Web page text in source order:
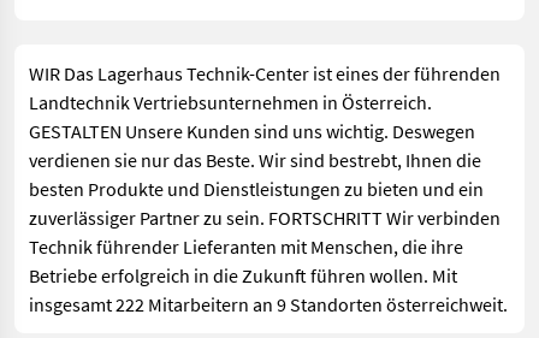
WIR Das Lagerhaus Technik-Center ist eines der führenden
Landtechnik Vertriebsunternehmen in Österreich.
GESTALTEN Unsere Kunden sind uns wichtig. Deswegen
verdienen sie nur das Beste. Wir sind bestrebt, Ihnen die
besten Produkte und Dienstleistungen zu bieten und ein
zuverlässiger Partner zu sein. FORTSCHRITT Wir verbinden
Technik führender Lieferanten mit Menschen, die ihre
Betriebe erfolgreich in die Zukunft führen wollen. Mit
insgesamt 222 Mitarbeitern an 9 Standorten österreichweit.